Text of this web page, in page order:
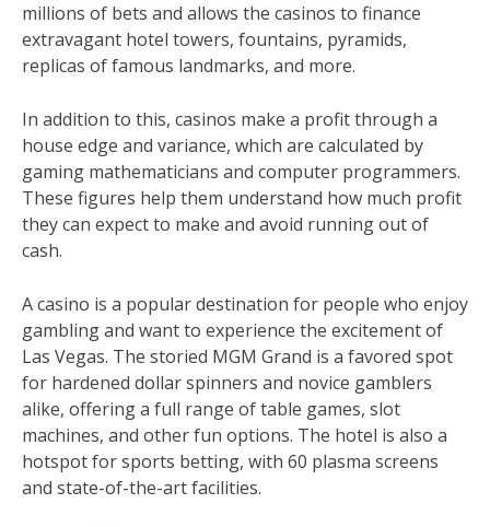
millions of bets and allows the casinos to finance
extravagant hotel towers, fountains, pyramids,
replicas of famous landmarks, and more.
In addition to this, casinos make a profit through a
house edge and variance, which are calculated by
gaming mathematicians and computer programmers.
These figures help them understand how much profit
they can expect to make and avoid running out of
cash.
A casino is a popular destination for people who enjoy
gambling and want to experience the excitement of
Las Vegas. The storied MGM Grand is a favored spot
for hardened dollar spinners and novice gamblers
alike, offering a full range of table games, slot
machines, and other fun options. The hotel is also a
hotspot for sports betting, with 60 plasma screens
and state-of-the-art facilities.